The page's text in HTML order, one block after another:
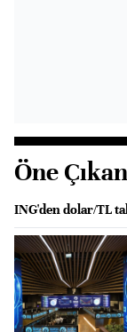
Öne
ING'den dolar/TL